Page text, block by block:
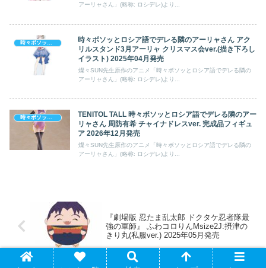
アーリャさん」(略称: ロシデレ)より...
時々ボソッとロシア語でデレる隣のアーリャさん
時々ボソッとロシア語でデレる隣のアーリャさん アク
リルスタンド3月アーリャ クリスマス会ver.(描き下ろし
イラスト) 2025年04月発売
燦々SUN先生原作のアニメ「時々ボソッとロシア語でデレる隣の
アーリャさん」(略称: ロシデレ)より...
時々ボソッとロシア語でデレる隣のアーリャさん
TENITOL TALL 時々ボソッとロシア語でデレる隣のアー
リャさん 周防有希 チャイナドレスver. 完成品フィギュ
ア 2026年12月発売
燦々SUN先生原作のアニメ「時々ボソッとロシア語でデレる隣の
アーリャさん」(略称: ロシデレ)より...
『劇場版 忍たま乱太郎 ドクタケ忍者隊最
強の軍師』 ふわコロりんMsize2J:摂津の
きり丸(私服ver.) 2025年05月発売